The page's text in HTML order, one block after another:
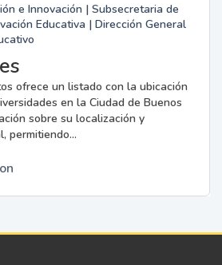
e Innovación | Subsecretaria de
Educativa | Dirección General
ofrece un listado con la ubicación
en la Ciudad de Buenos
sobre su localización y
permitiendo...